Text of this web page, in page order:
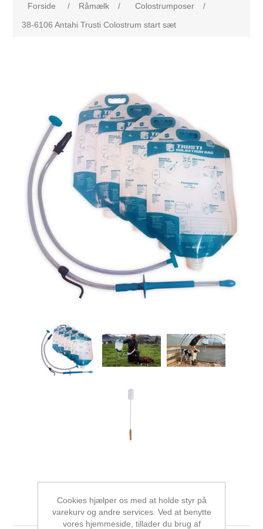
Forside / Råmælk / Colostrumposer
/
38-6106 Antahi Trusti Colostrum start sæt
Colostrum start sæt
Cookies hjælper os med at holde styr på
varekurv og andre services. Ved at benytte
vores hjemmeside, tillader du brug af